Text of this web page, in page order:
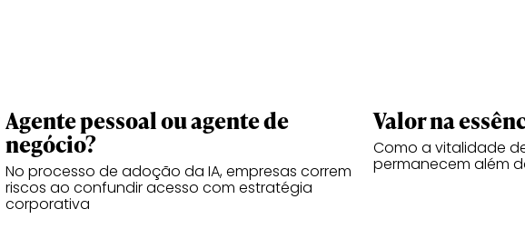
Agente pessoal ou agente de
negócio?
No processo de adoção da IA, empresas correm
riscos ao confundir acesso com estratégia
corporativa
Valor na
Como a vitalidade
permanecem além